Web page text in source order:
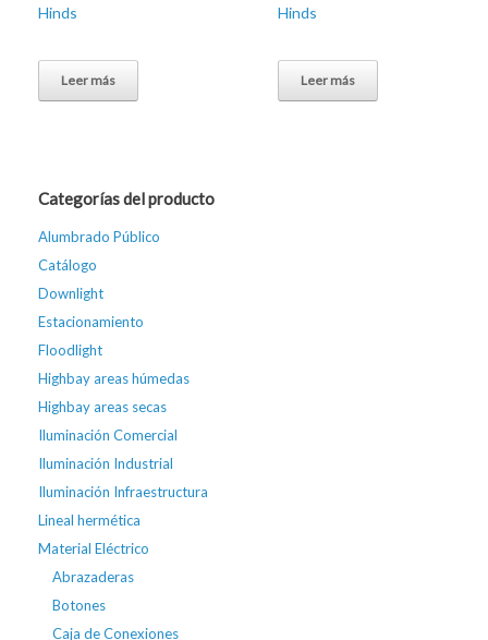
Hinds
Leer más
Hinds
Leer más
Categorías del producto
Alumbrado Público
Catálogo
Downlight
Estacionamiento
Floodlight
Highbay areas húmedas
Highbay areas secas
Iluminación Comercial
Iluminación Industrial
Iluminación Infraestructura
Lineal hermética
Material Eléctrico
Abrazaderas
Botones
Caja de Conexiones